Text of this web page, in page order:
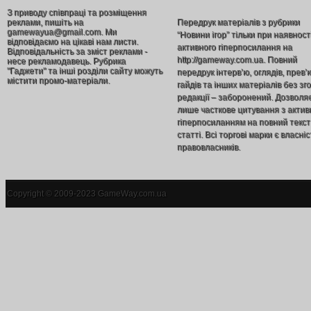
З приводу співпраці та розміщення
реклами, пишіть на
gamewayua@gmail.com. Ми
відповідаємо на цікаві нам листи.
Відповідальність за зміст реклами -
несе рекламодавець. Рубрика
"Гаджети" та інші розділи сайту можуть
містити промо-матеріали.
Передрук матеріалів з рубрики
“Новини ігор” тільки при
активного гіперпосилання на
http://gameway.com.ua. Повний
передрук інтерв’ю, оглядів,
гайдів та інших матеріалів без
редакції – заборонений.
лише часткове цитування з
гіперпосиланням на повний текст
статті. Всі торгові марки є
правовласників.
Copyright © 2009-2023 GameWay.com.ua